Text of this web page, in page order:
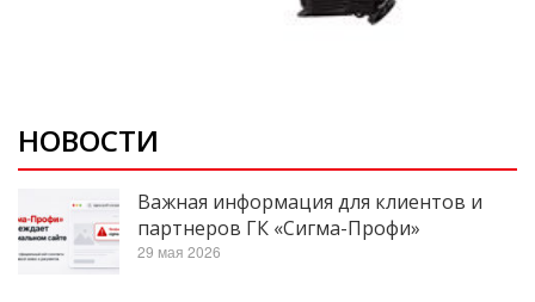
НОВОСТИ
Важная информация для клиентов и
партнеров ГК «Сигма-Профи»
29 мая 2026